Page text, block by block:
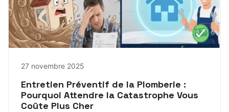
27 novembre 2025
Entretien Préventif de la Plomberie :
Pourquoi Attendre la Catastrophe Vous
Coûte Plus Cher